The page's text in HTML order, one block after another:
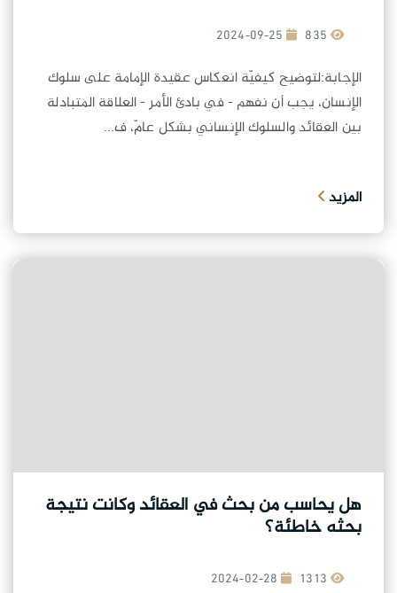
2024-09-25
الإجابة:لتوضيح كيفيّة انعكاس عقيدة الإمامة على سلوك
الإنسان، يجب أن نفهم - في بادئ الأمر - العلاقة المتبادلة
بين العقائد والسلوك الإنساني بشكل عامّ، ف...
المزيد
هل يحاسب من بحث في العقائد وكانت نتيجة
بحثه خاطئة؟
2024-02-28